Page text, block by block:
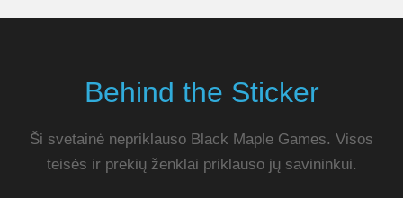
Behind the Sticker
Ši svetainė nepriklauso Black Maple Games. Visos
teisės ir prekių ženklai priklauso jų savininkui.